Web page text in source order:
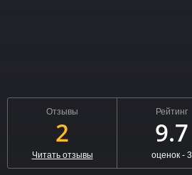
Отзывы
2
Читать отзывы
Рейтинг
9.7
оценок - 3